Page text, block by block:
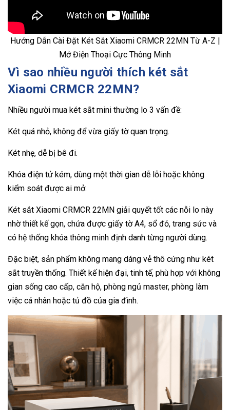
Hướng Dẫn Cài Đặt Két Sắt Xiaomi CRMCR 22MN Từ A-Z |
Mở Điện Thoại Cực Thông Minh
Vì sao nhiều người thích két sắt
Xiaomi CRMCR 22MN?
Nhiều người mua két sắt mini thường lo 3 vấn đề:
Két quá nhỏ, không để vừa giấy tờ quan trọng.
Két nhẹ, dễ bị bê đi.
Khóa điện tử kém, dùng một thời gian dễ lỗi hoặc không
kiểm soát được ai mở.
Két sắt Xiaomi CRMCR 22MN giải quyết tốt các nỗi lo này
nhờ thiết kế gọn, chứa được giấy tờ A4, sổ đỏ, trang sức và
có hệ thống khóa thông minh định danh từng người dùng.
Đặc biệt, sản phẩm không mang dáng vẻ thô cứng như két
sắt truyền thống. Thiết kế hiện đại, tinh tế, phù hợp với không
gian sống cao cấp, căn hộ, phòng ngủ master, phòng làm
việc cá nhân hoặc tủ đồ của gia đình.